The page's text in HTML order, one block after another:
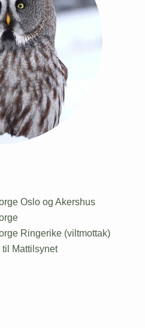
Oslo og Akershus
Ringerike (viltmottak)
Mattilsynet